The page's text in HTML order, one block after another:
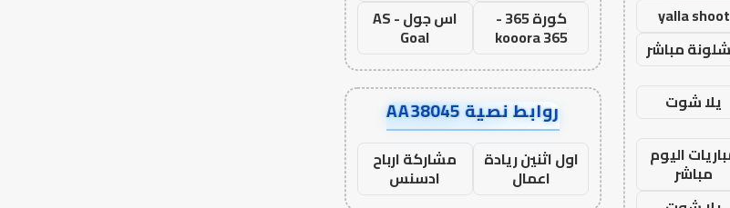
yalla shoot
مباشر
يلا شوت
اليوم
مباشر
كورة 365 -
kooora 365
اس جول - AS
Goal
روابط نصية AA38045
اول اثنين ريادة
اعمال
مشاركة ارباح
ادسنس